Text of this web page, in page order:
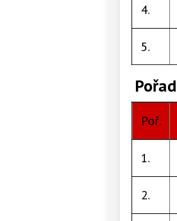
4.
5.
6.
7.
8.
9.
Poř.
1.
2.